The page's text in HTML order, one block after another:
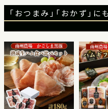
「おつまみ」「おかず」